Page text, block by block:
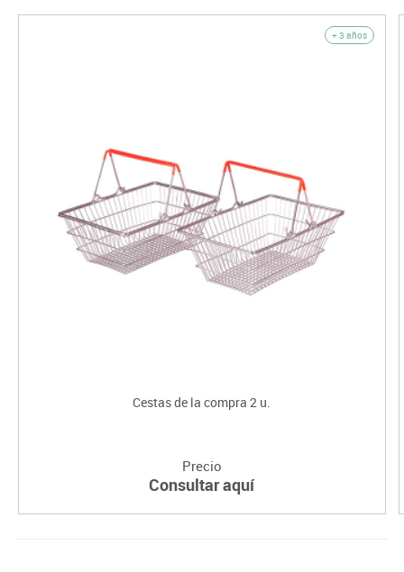
+ 3 años
Cestas de la compra 2 u.
Precio
Consultar aquí